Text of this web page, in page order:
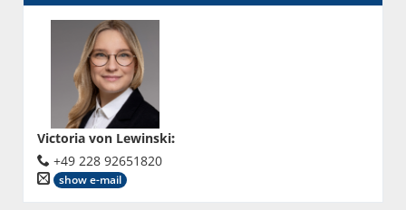
Victoria von Lewinski:
+49 228 92651820
show e-mail